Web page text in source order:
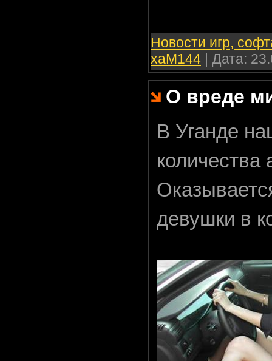
Новости игр,
xaM144 | Дата:
О вреде
В Уганде
количества
девушки в